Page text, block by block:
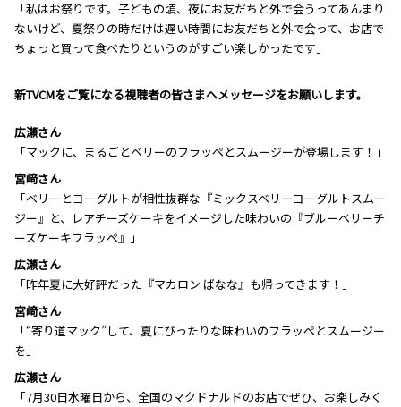
「私はお祭りです。子どもの頃、夜にお友だちと外で会うってあんまり
ないけど、夏祭りの時だけは遅い時間にお友だちと外で会って、お店で
ちょっと買って食べたりというのがすごい楽しかったです」
―――新TVCMをご覧になる視聴者の皆さまへメッセージをお願いします。
広瀬さん
「マックに、まるごとベリーのフラッペとスムージーが登場します！」
宮﨑さん
「ベリーとヨーグルトが相性抜群な『ミックスベリーヨーグルトスムー
ジー』と、レアチーズケーキをイメージした味わいの『ブルーベリーチ
ーズケーキフラッペ』」
広瀬さん
「昨年夏に大好評だった『マカロン ばなな』も帰ってきます！」
宮﨑さん
「“寄り道マック”して、夏にぴったりな味わいのフラッペとスムージー
を」
広瀬さん
「7月30日水曜日から、全国のマクドナルドのお店でぜひ、お楽しみく